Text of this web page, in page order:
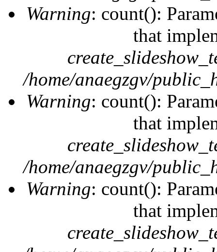
Warning: count():
that
/home/anaegzgv/
Warning: count():
that
/home/anaegzgv/
Warning: count():
that